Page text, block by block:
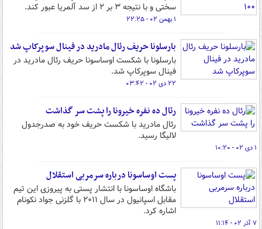
سختی و با نتیجه ۳ بر ۲ از سد آلمریا عبور کند.
۱ بهمن ۰۲ - ۲۲:۲۵
بارسلونا حریف رئال مادرید در فینال سوپرکاپ شد
بارسلونا با شکست اوساسونا حریف رئال مادرید در
فینال سوپرکاپ شد.
۲۲ دی ۰۲ - ۰۳:۴۲
رئال ده نفره خیرونا را پشت سر گذاشت
رئال مادرید با شکست حریف خود به صدرجدول
لالیگا رسید.
۱ دی ۰۲ - ۱۰:۲۰
پست اوساسونا درباره سرمربی استقلال
باشگاه اوساسونا با انتشار پستی به پیروزی این تیم
مقابل اسپانیول در سال ۲۰۱۱ با گلزنی جواد نکونام
اشاره کرد.
۷ آذر ۰۲ - ۱۱:۱۴